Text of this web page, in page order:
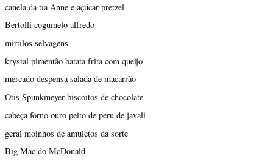
canela da tia Anne e açúcar pretzel
Bertolli cogumelo alfredo
mirtilos selvagens
krystal pimentão batata frita com queijo
mercado despensa salada de macarrão
Otis Spunkmeyer biscoitos de chocolate
cabeça forno ouro peito de peru de javali
geral moinhos de amuletos da sorte
Big Mac do McDonald